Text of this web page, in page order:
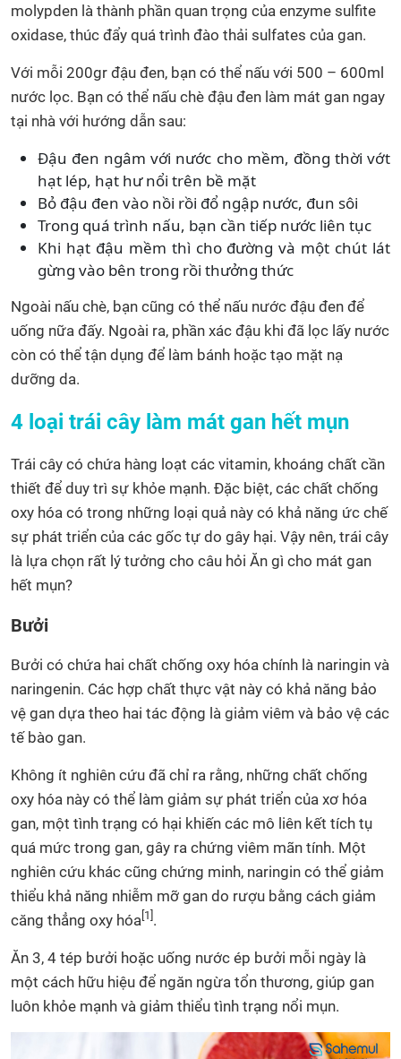
molypden là thành phần quan trọng của enzyme sulfite
oxidase, thúc đẩy quá trình đào thải sulfates của gan.
Với mỗi 200gr đậu đen, bạn có thể nấu với 500 – 600ml
nước lọc. Bạn có thể nấu chè đậu đen làm mát gan ngay
tại nhà với hướng dẫn sau:
Đậu đen ngâm với nước cho mềm, đồng thời vớt
hạt lép, hạt hư nổi trên bề mặt
Bỏ đậu đen vào nồi rồi đổ ngập nước, đun sôi
Trong quá trình nấu, bạn cần tiếp nước liên tục
Khi hạt đậu mềm thì cho đường và một chút lát
gừng vào bên trong rồi thưởng thức
Ngoài nấu chè, bạn cũng có thể nấu nước đậu đen để
uống nữa đấy. Ngoài ra, phần xác đậu khi đã lọc lấy nước
còn có thể tận dụng để làm bánh hoặc tạo mặt nạ
dưỡng da.
4 loại trái cây làm mát gan hết mụn
Trái cây có chứa hàng loạt các vitamin, khoáng chất cần
thiết để duy trì sự khỏe mạnh. Đặc biệt, các chất chống
oxy hóa có trong những loại quả này có khả năng ức chế
sự phát triển của các gốc tự do gây hại. Vậy nên, trái cây
là lựa chọn rất lý tưởng cho câu hỏi Ăn gì cho mát gan
hết mụn?
Bưởi
Bưởi có chứa hai chất chống oxy hóa chính là naringin và
naringenin. Các hợp chất thực vật này có khả năng bảo
vệ gan dựa theo hai tác động là giảm viêm và bảo vệ các
tế bào gan.
Không ít nghiên cứu đã chỉ ra rằng, những chất chống
oxy hóa này có thể làm giảm sự phát triển của xơ hóa
gan, một tình trạng có hại khiến các mô liên kết tích tụ
quá mức trong gan, gây ra chứng viêm mãn tính. Một
nghiên cứu khác cũng chứng minh, naringin có thể giảm
thiểu khả năng nhiễm mỡ gan do rượu bằng cách giảm
căng thẳng oxy hóa [1] .
Ăn 3, 4 tép bưởi hoặc uống nước ép bưởi mỗi ngày là
một cách hữu hiệu để ngăn ngừa tổn thương, giúp gan
luôn khỏe mạnh và giảm thiểu tình trạng nổi mụn.